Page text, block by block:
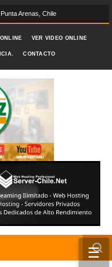
Arenas, Chile
VER VIDEO ONLINE
CONTACTO
☰